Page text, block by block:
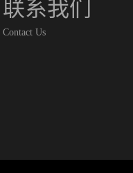
联系我们
Contact Us